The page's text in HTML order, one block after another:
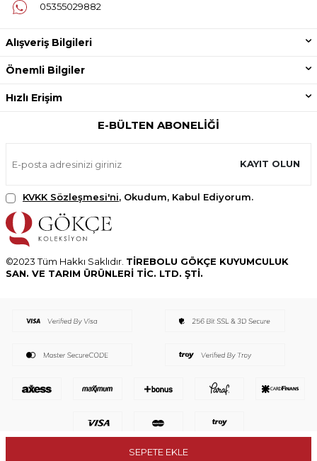
SEPETE EKLE
05355029882
Alışveriş Bilgileri
Önemli Bilgiler
Hızlı Erişim
E-BÜLTEN ABONELIĞI
KAYIT OLUN
KVKK Sözleşmesi'ni, Okudum, Kabul Ediyorum.
©2023 Tüm Hakkı Saklıdır. TİREBOLU GÖKÇE KUYUMCULUK
SAN. VE TARIM ÜRÜNLERİ TİC. LTD. ŞTİ.
E-Ticaret Sistemleriyle Hazırlanmıştır.